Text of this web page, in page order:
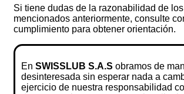
Si tiene dudas de la razonabilidad de
mencionados anteriormente, consulte
cumplimiento para obtener orientación.
En SWISSLUB S.A.S obramos de
desinteresada sin esperar nada a
ejercicio de nuestra responsabilidad